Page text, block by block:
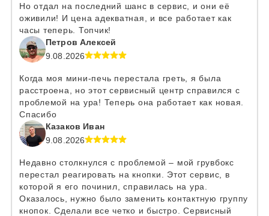
Но отдал на последний шанс в сервис, и они её
оживили! И цена адекватная, и все работает как
часы теперь. Топчик!
Петров Алексей
9.08.2026
Когда моя мини-печь перестала греть, я была
расстроена, но этот сервисный центр справился с
проблемой на ура! Теперь она работает как новая.
Спасибо
Казаков Иван
9.08.2026
Недавно столкнулся с проблемой – мой грувбокс
перестал реагировать на кнопки. Этот сервис, в
которой я его починил, справилась на ура.
Оказалось, нужно было заменить контактную группу
кнопок. Сделали все четко и быстро. Сервисный